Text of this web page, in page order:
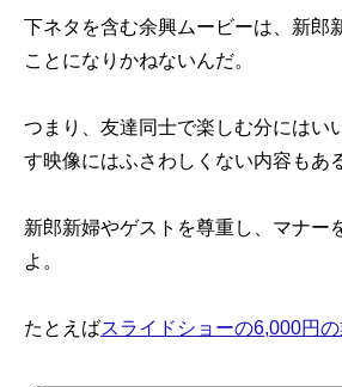
下ネタを含む余興ムービーは、新郎
ことになりかねないんだ。
つまり、友達同士で楽しむ分にはい
す映像にはふさわしくない内容もあ
新郎新婦やゲストを尊重し、マナー
よ。
たとえばスライドショーの6,000円